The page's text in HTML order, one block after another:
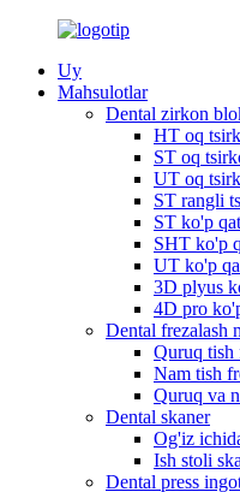
Uy
Mahsulotlar
Dental zirkon
HT oq
ST oq
UT oq
ST rangli
ST ko'p
SHT ko'p
UT ko'p
3D plyus
4D pro
Dental frezalash
Quruq tish
Nam tish
Quruq va
Dental skaner
Og'iz
Ish stoli
Dental press